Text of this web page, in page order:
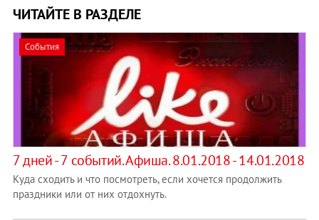
ЧИТАЙТЕ В РАЗДЕЛЕ
События
7 дней - 7 событий. Афиша. 8.01.2018 - 14.01.2018
Куда сходить и что посмотреть, если хочется продолжить
праздники или от них отдохнуть.